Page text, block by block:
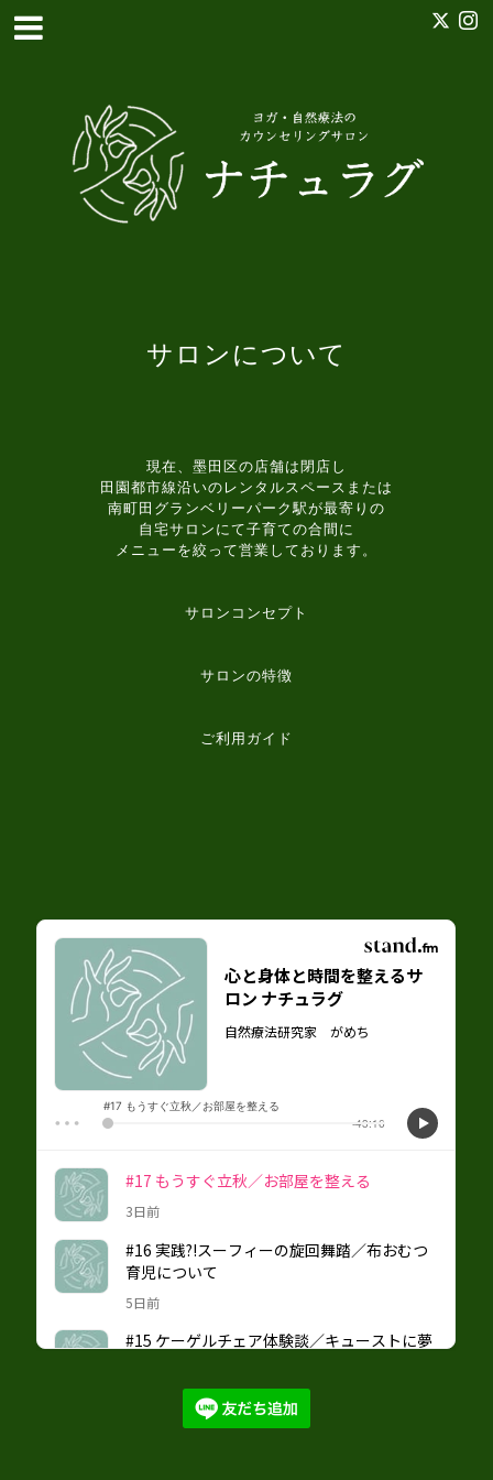
サロンについて
現在、墨田区の店舗は閉店し
田園都市線沿いのレンタルスペースまたは
南町田グランベリーパーク駅が最寄りの
自宅サロンにて子育ての合間に
メニューを絞って営業しております。
サロンコンセプト
サロンの特徴
ご利用ガイド